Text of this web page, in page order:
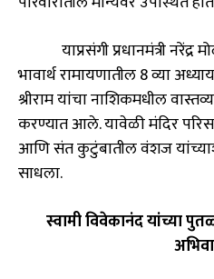
याप्रसंगी प्रधानमंत्री
भावार्थ रामायणातील8व्या
श्रीराम यांचा नाशिकमधील
करण्यात आले. यावेळी मंदिर
आणि संत कुटुंबातील वंशज
साधला.
स्वामी विवेकानंद यांच्या